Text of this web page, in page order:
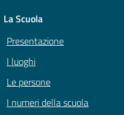
La Scuola
Presentazione
I luoghi
Le persone
I numeri della scuola